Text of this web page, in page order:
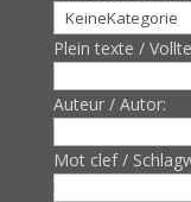
Plein texte /
Auteur / Autor:
Mot clef /